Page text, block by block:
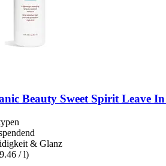
Beauty Sweet Spirit Leave
& Glanz
/ l)